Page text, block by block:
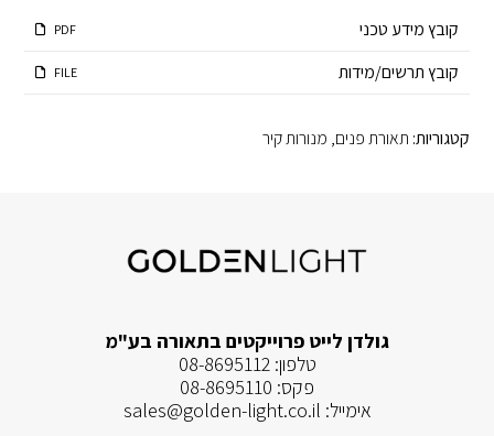
קובץ מידע טכני PDF
קובץ תרשים/מידות FILE
קטגוריות: תאורת פנים, מנורות קיר
גולדן לייט פרוייקטים בתאורה בע"מ
טלפון:08-8695112
פקס: 08-8695110
אימייל: sales@golden-light.co.il